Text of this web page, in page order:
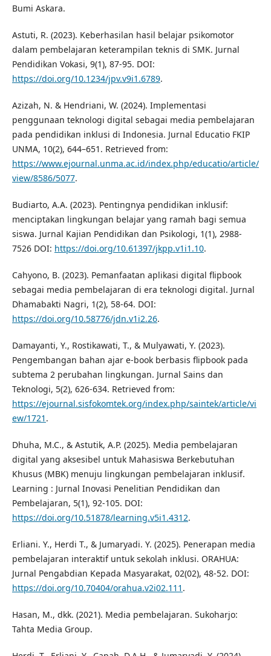
Bumi Askara.
Astuti, R. (2023). Keberhasilan hasil belajar psikomotor
dalam pembelajaran keterampilan teknis di SMK. Jurnal
Pendidikan Vokasi, 9(1), 87-95. DOI:
https://doi.org/10.1234/jpv.v9i1.6789.
Azizah, N. & Hendriani, W. (2024). Implementasi
penggunaan teknologi digital sebagai media pembelajaran
pada pendidikan inklusi di Indonesia. Jurnal Educatio FKIP
UNMA, 10(2), 644–651. Retrieved from:
https://www.ejournal.unma.ac.id/index.php/educatio/article/
view/8586/5077.
Budiarto, A.A. (2023). Pentingnya pendidikan inklusif:
menciptakan lingkungan belajar yang ramah bagi semua
siswa. Jurnal Kajian Pendidikan dan Psikologi, 1(1), 2988-
7526 DOI: https://doi.org/10.61397/jkpp.v1i1.10.
Cahyono, B. (2023). Pemanfaatan aplikasi digital flipbook
sebagai media pembelajaran di era teknologi digital. Jurnal
Dhamabakti Nagri, 1(2), 58-64. DOI:
https://doi.org/10.58776/jdn.v1i2.26.
Damayanti, Y., Rostikawati, T., & Mulyawati, Y. (2023).
Pengembangan bahan ajar e-book berbasis flipbook pada
subtema 2 perubahan lingkungan. Jurnal Sains dan
Teknologi, 5(2), 626-634. Retrieved from:
https://ejournal.sisfokomtek.org/index.php/saintek/article/vi
ew/1721 .
Dhuha, M.C., & Astutik, A.P. (2025). Media pembelajaran
digital yang aksesibel untuk Mahasiswa Berkebutuhan
Khusus (MBK) menuju lingkungan pembelajaran inklusif.
Learning : Jurnal Inovasi Penelitian Pendidikan dan
Pembelajaran, 5(1), 92-105. DOI:
https://doi.org/10.51878/learning.v5i1.4312.
Erliani. Y., Herdi T., & Jumaryadi. Y. (2025). Penerapan media
pembelajaran interaktif untuk sekolah inklusi. ORAHUA:
Jurnal Pengabdian Kepada Masyarakat, 02(02), 48-52. DOI:
https://doi.org/10.70404/orahua.v2i02.111 .
Hasan, M., dkk. (2021). Media pembelajaran. Sukoharjo:
Tahta Media Group.